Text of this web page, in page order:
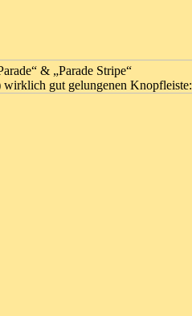
& „Parade Stripe“
gut gelungenen Knopfleiste: